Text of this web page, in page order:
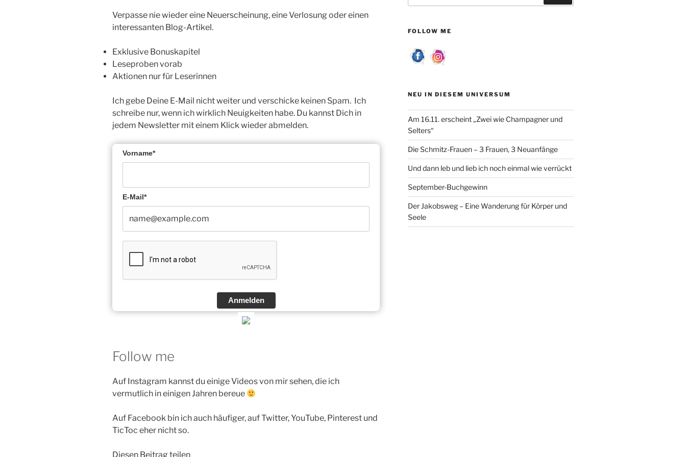
Verpasse nie wieder eine Neuerscheinung, eine Verlosung oder einen
interessanten Blog-Artikel.
Exklusive Bonuskapitel
Leseproben vorab
Aktionen nur für Leserinnen
Ich gebe Deine E-Mail nicht weiter und verschicke keinen Spam. Ich
schreibe nur, wenn ich wirklich Neuigkeiten habe. Du kannst Dich in
jedem Newsletter mit einem Klick wieder abmelden.
Vorname*
E-Mail*
Anmelden
Follow me
Auf Instagram kannst du einige Videos von mir sehen, die ich
vermutlich in einigen Jahren bereue
Auf Facebook bin ich auch häufiger, auf Twitter, YouTube, Pinterest und
TicToc eher nicht so.
Diesen Beitrag teilen
FOLLOW ME
NEU IN DIESEM UNIVERSUM
Am 16.11. erscheint „Zwei wie Champagner und
Selters“
Die Schmitz-Frauen – 3 Frauen, 3 Neuanfänge
Und dann leb und lieb ich noch einmal wie verrückt
September-Buchgewinn
Der Jakobsweg – Eine Wanderung für Körper und
Seele